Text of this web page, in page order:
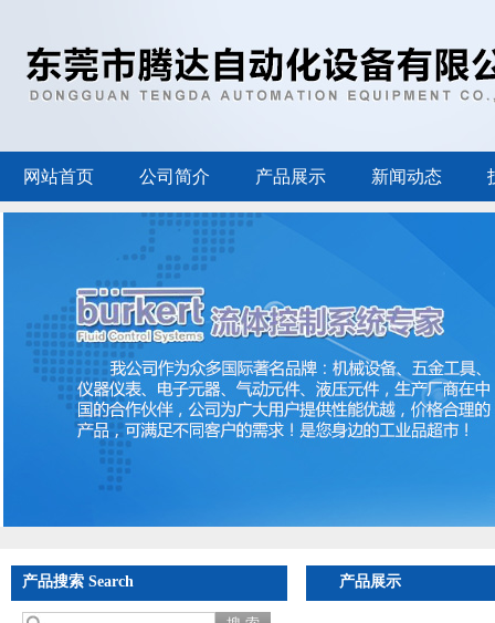
网站首页 公司简介 产品展示 新闻动态
产品搜索 Search
产品展示